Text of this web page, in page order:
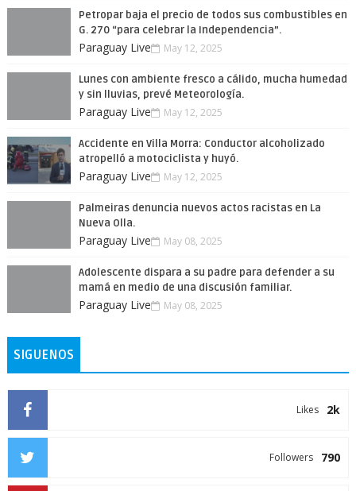
Petropar baja el precio de todos sus combustibles en
G. 270 “para celebrar la Independencia”.
Paraguay Live May 12, 2025
Lunes con ambiente fresco a cálido, mucha humedad
y sin lluvias, prevé Meteorología.
Paraguay Live May 12, 2025
Accidente en Villa Morra: Conductor alcoholizado
atropelló a motociclista y huyó.
Paraguay Live May 12, 2025
Palmeiras denuncia nuevos actos racistas en La
Nueva Olla.
Paraguay Live May 08, 2025
Adolescente dispara a su padre para defender a su
mamá en medio de una discusión familiar.
Paraguay Live May 08, 2025
SIGUENOS
2k
Likes
790
Followers